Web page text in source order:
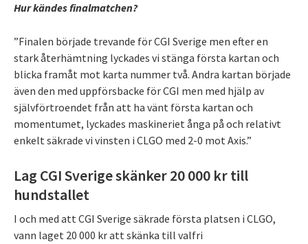
Hur kändes finalmatchen?
”Finalen började trevande för CGI Sverige men efter en
stark återhämtning lyckades vi stänga första kartan och
blicka framåt mot karta nummer två. Andra kartan började
även den med uppförsbacke för CGI men med hjälp av
självförtroendet från att ha vänt första kartan och
momentumet, lyckades maskineriet ånga på och relativt
enkelt säkrade vi vinsten i CLGO med 2-0 mot Axis.”
Lag CGI Sverige skänker 20 000 kr till
hundstallet
I och med att CGI Sverige säkrade första platsen i CLGO,
vann laget 20 000 kr att skänka till valfri